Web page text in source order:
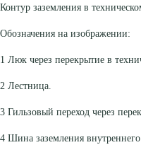
Контур заземления в
Обозначения на изображении:
1 Люк через перекрытие в
2 Лестница.
3 Гильзовый переход через
4 Шина заземления